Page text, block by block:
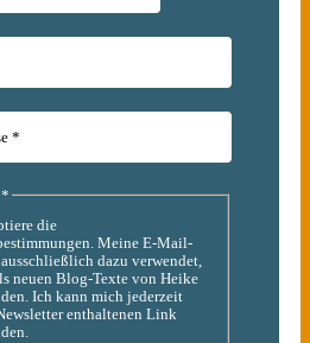
*
die
Meine E-Mail-
dazu verwendet,
neuen Blog-Texte von Heike
Ich kann mich jederzeit
enthaltenen Link